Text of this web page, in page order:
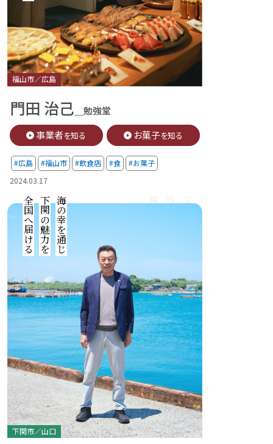
福山市／広島
門田 治己 ＿勉強堂
事業者を知る お菓子を知る
#広島 #福山市 #飲食店 #食
#お菓子
2024.03.17
海の幸を通じ
下関の魅力を
全国へ届ける 下関の海の恵みを
自宅で楽しむ
贅沢なひととき
下関市／山口